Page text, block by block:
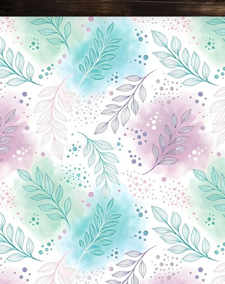
Новини Чернігова, Чернігівські новини, Чернігівський формат, новини Чернігова, події в Чернігові: політика, економіка, аналітика, культура, відеоновини, екологія, спортивний Чернігів, туризм, Чернігів